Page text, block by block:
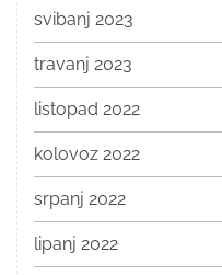
svibanj 2023
travanj 2023
listopad 2022
kolovoz 2022
srpanj 2022
lipanj 2022